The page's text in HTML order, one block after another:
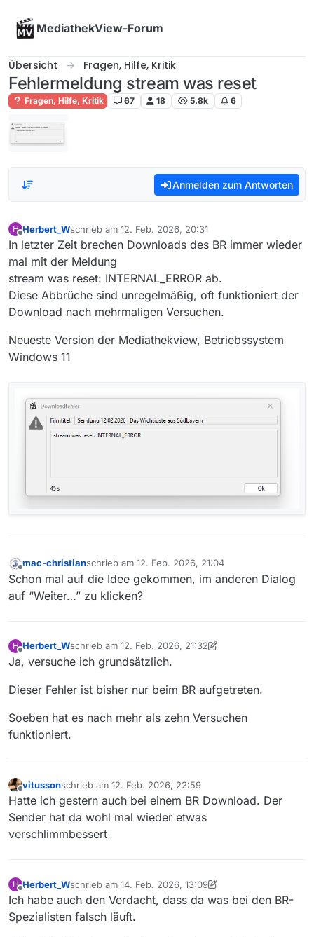
MediathekView-Forum
Übersicht Fragen, Hilfe, Kritik
Fehlermeldung stream was reset
Fragen, Hilfe, Kritik 67 18 5.8k 6
Anmelden zum Antworten
H
Offline
Herbert_Wschrieb am 12. Feb. 2026, 20:31
zuletzt editiert von
In letzter Zeit brechen Downloads des BR immer wieder
mal mit der Meldung
stream was reset: INTERNAL_ERROR ab.
Diese Abbrüche sind unregelmäßig, oft funktioniert der
Download nach mehrmaligen Versuchen.
Neueste Version der Mediathekview, Betriebssystem
Windows 11
Offline
mac-christianschrieb am 12. Feb. 2026, 21:04
zuletzt editiert von
Schon mal auf die Idee gekommen, im anderen Dialog
auf “Weiter…” zu klicken?
H Herbert_Wschrieb am 12. Feb. 2026, 21:32
zuletzt editiert von Herbert_W2. Dez. 2026, 22:39
Ja, versuche ich grundsätzlich.
Dieser Fehler ist bisher nur beim BR aufgetreten.
Soeben hat es nach mehr als zehn Versuchen
funktioniert.
Offline
vitussonschrieb am 12. Feb. 2026, 22:59
zuletzt editiert von
Hatte ich gestern auch bei einem BR Download. Der
Sender hat da wohl mal wieder etwas
verschlimmbessert
H
Offline
Herbert_Wschrieb am 14. Feb. 2026, 13:09
zuletzt editiert von Herbert_W
Ich habe auch den Verdacht, dass da was bei den BR-
Spezialisten falsch läuft.